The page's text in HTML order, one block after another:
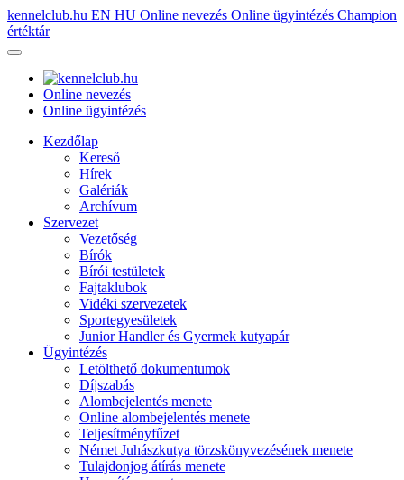
kennelclub.hu EN HU Online nevezés Online ügyintézés Champion
értéktár
Online nevezés
Online ügyintézés
Kezdőlap
Kereső
Hírek
Galériák
Archívum
Szervezet
Vezetőség
Bírók
Bírói testületek
Fajtaklubok
Vidéki szervezetek
Sportegyesületek
Junior Handler és Gyermek kutyapár
Ügyintézés
Letölthető dokumentumok
Díjszabás
Alombejelentés menete
Online alombejelentés menete
Teljesítményfűzet
Német Juhászkutya törzskönyvezésének menete
Tulajdonjog átírás menete